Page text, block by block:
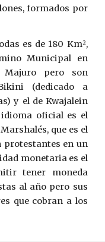
formados por
es de 180 Km2,
Municipal en
Majuro pero son
(dedicado a
y el de Kwajalein
idioma oficial es el
que es el
protestantes en un
monetaria es el
tener moneda
al año pero sus
que cobran a los